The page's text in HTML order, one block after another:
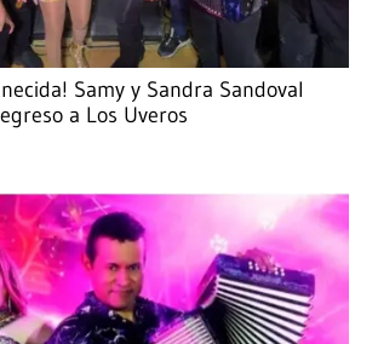
Samy y Sandra Sandoval
a Los Uveros